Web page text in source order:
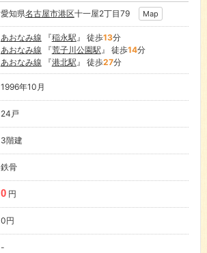
愛知県名古屋市港区十一屋2丁目79 Map
あおなみ線 『稲永駅』 徒歩13分
あおなみ線 『荒子川公園駅』 徒歩14分
あおなみ線 『港北駅』 徒歩27分
1996年10月
24戸
3階建
鉄骨
0 円
0円
-